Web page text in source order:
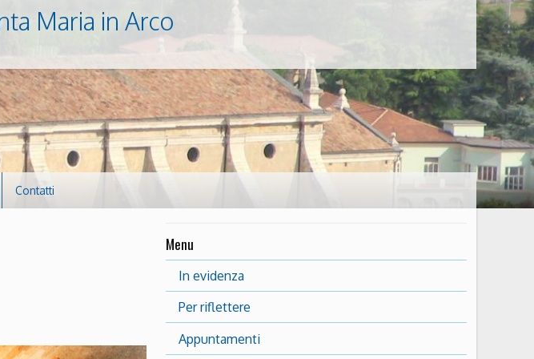
Maria in Arco
Contatti
Menu
In evidenza
Per riflettere
Appuntamenti